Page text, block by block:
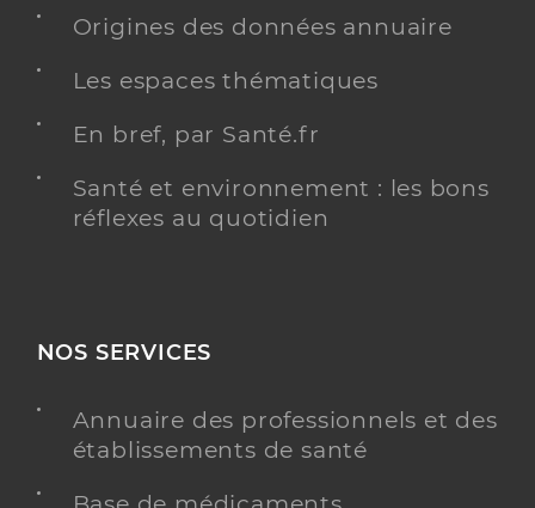
Origines des données annuaire
Les espaces thématiques
En bref, par Santé.fr
Santé et environnement : les bons
réflexes au quotidien
NOS SERVICES
Annuaire des professionnels et des
établissements de santé